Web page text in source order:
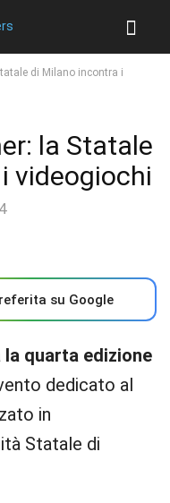
di Milano incontra i
la Statale
videogiochi
su Google
la quarta edizione
dedicato al
in
Statale di